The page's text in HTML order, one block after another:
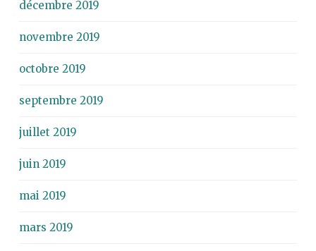
décembre 2019
novembre 2019
octobre 2019
septembre 2019
juillet 2019
juin 2019
mai 2019
mars 2019